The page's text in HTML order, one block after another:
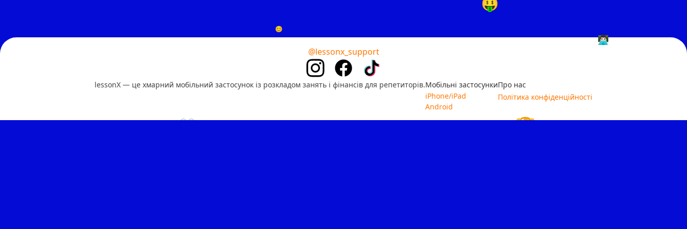
😊
👨🏻‍💻
👀 🏆
@lessonx_support
lessonX — це хмарний мобільний застосунок із розкладом занять і фінансів для репетиторів.Мобільні застосунки
iPhone/iPad
Android
Про нас
Політика конфіденційності